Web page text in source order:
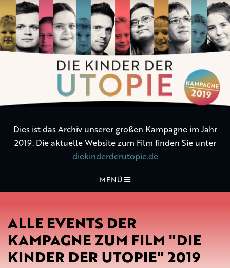
Die
Kinder
der
Dies ist das Archiv unserer großen Kampagne im Jahr
2019. Die aktuelle Website zum Film finden Sie unter
diekinderderutopie.de
MENÜ
ALLE EVENTS DER
KAMPAGNE ZUM FILM "DIE
KINDER DER UTOPIE" 2019